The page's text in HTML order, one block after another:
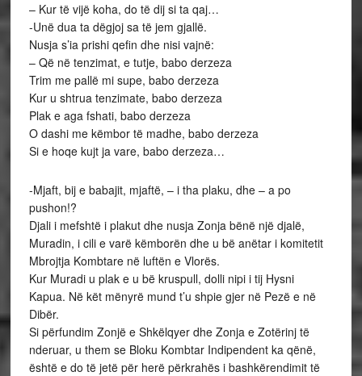
– Kur të vijë koha, do të dij si ta qaj…
-Unë dua ta dëgjoj sa të jem gjallë.
Nusja s’ia prishi qefin dhe nisi vajnë:
– Që në tenzimat, e tutje, babo derzeza
Trim me pallë mi supe, babo derzeza
Kur u shtrua tenzimate, babo derzeza
Plak e aga fshati, babo derzeza
O dashi me këmbor të madhe, babo derzeza
Si e hoqe kujt ja vare, babo derzeza…
-Mjaft, bij e babajit, mjaftë, – i tha plaku, dhe – a po
pushon!?
Djali i mefshtë i plakut dhe nusja Zonja bënë një djalë,
Muradin, i cili e varë këmborën dhe u bë anëtar i komitetit
Mbrojtja Kombtare në luftën e Vlorës.
Kur Muradi u plak e u bë kruspull, dolli nipi i tij Hysni
Kapua. Në kët mënyrë mund t’u shpie gjer në Pezë e në
Dibër.
Si përfundim Zonjë e Shkëlqyer dhe Zonja e Zotërinj të
nderuar, u them se Bloku Kombtar Indipendent ka qënë,
është e do të jetë për herë përkrahës i bashkërendimit të